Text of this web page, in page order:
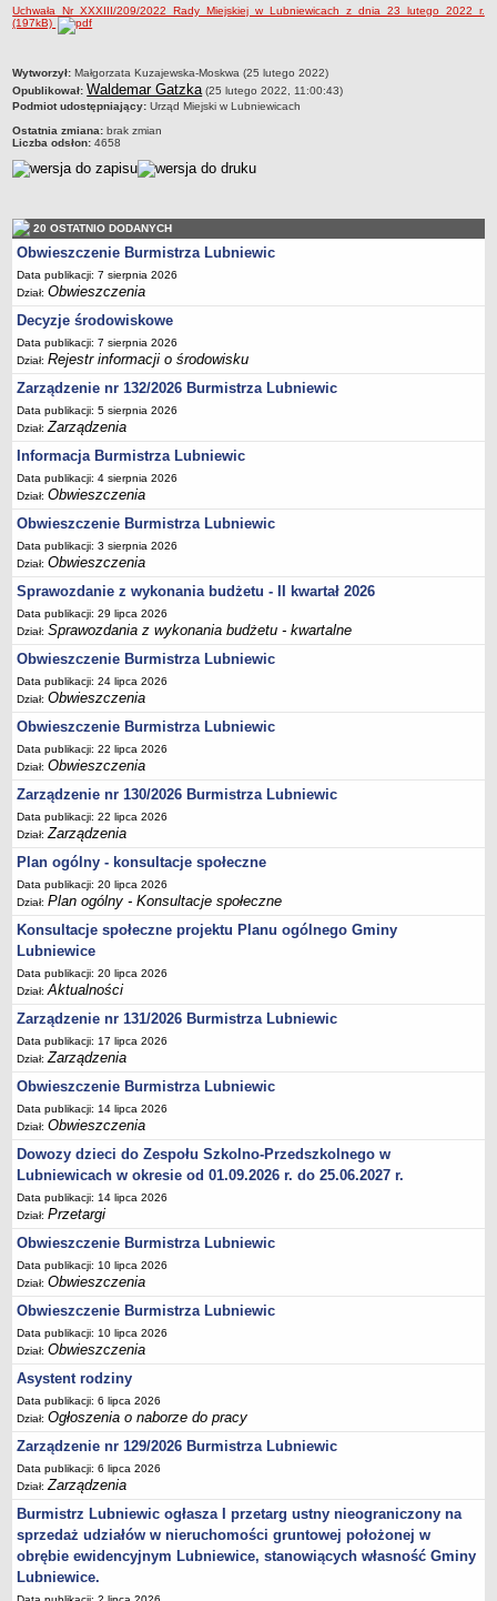
URZĄD MIEJSKI
Dane adresowe
Zastępca Burmistrza Lubniewic
Skarbnik Gminy
Informacja turystyczna
Przewodnik po urzędzie
Kodeks etyczny
Oświadczenia majątkowe
Raporty
RADA MIEJSKA
Dyżury Przewodniczącego Rady Miejskiej
Transmisja z obrad sesji
Zadania i uprawnienia
Skład Rady Miejskiej
Plan pracy Rady Miejskiej
Terminy posiedzeń Rady
Głosowania
Protokoły z posiedzeń Rady Miejskiej
Składy Komisji
Terminy posiedzeń Komisji
Plan pracy Komisji Rewizyjnej
Plan pracy pozostałych Komisji
Oświadczenia majątkowe
Interpelacje radnych wraz z odpowiedziami
Zapytania radnych wraz z odpowiedziami
Apele
JEDNOSTKI ORGANIZACYJNE
Biblioteka - Centrum Kultury
Zespół Szkolno-Przedszkolny
Miejsko-Gminny Ośrodek Pomocy Społecznej
Zakład Gospodarki Komunalnej
Środowiskowy Dom Samopomocy
MAJĄTEK I FINANSE
Budżet Gminy
Majątek Gminy
Sprawozdania z wykonania budżetu - kwartalne
Sprawozdania z wykonania budżetu - półroczne, roczne
Umorzenia, odroczenia, raty
Fundacje i Stowarzyszenia dofinansowane z JST
Budżet obywatelski
Majątek jednostek podległych
Koszt wychowania przedszkolnego
Stawki czynszów najmu lokali mieszkalnych
PRZETARGI
Zamówienia publiczne
Sprzedaż mienia
Sprzedaż nieruchomości
Zapytania ofertowe
Plan zamówień publicznych
PRAWO LOKALNE
Statut
Uchwały Rady Miejskiej
Zarządzenia Burmistrza
Uchwała Nr XXXIII/209/2022 Rady Miejskiej w Lubniewicach z dnia 23 lutego 2022 r.
(197kB)
metryczka
Wytworzył: Małgorzata Kuzajewska-Moskwa (25 lutego 2022)
Opublikował: Waldemar Gatzka(25 lutego 2022, 11:00:43)
Podmiot udostępniający: Urząd Miejski w Lubniewicach
Ostatnia zmiana: brak zmian
Liczba odsłon: 4658
20 OSTATNIO DODANYCH
Obwieszczenie Burmistrza Lubniewic
Data publikacji: 7 sierpnia 2026
Dział:Obwieszczenia
Decyzje środowiskowe
Data publikacji: 7 sierpnia 2026
Dział:Rejestr informacji o środowisku
Zarządzenie nr 132/2026 Burmistrza Lubniewic
Data publikacji: 5 sierpnia 2026
Dział:Zarządzenia
Informacja Burmistrza Lubniewic
Data publikacji: 4 sierpnia 2026
Dział:Obwieszczenia
Obwieszczenie Burmistrza Lubniewic
Data publikacji: 3 sierpnia 2026
Dział:Obwieszczenia
Sprawozdanie z wykonania budżetu - II kwartał 2026
Data publikacji: 29 lipca 2026
Dział:Sprawozdania z wykonania budżetu - kwartalne
Obwieszczenie Burmistrza Lubniewic
Data publikacji: 24 lipca 2026
Dział:Obwieszczenia
Obwieszczenie Burmistrza Lubniewic
Data publikacji: 22 lipca 2026
Dział:Obwieszczenia
Zarządzenie nr 130/2026 Burmistrza Lubniewic
Data publikacji: 22 lipca 2026
Dział:Zarządzenia
Plan ogólny - konsultacje społeczne
Data publikacji: 20 lipca 2026
Dział:Plan ogólny - Konsultacje społeczne
Konsultacje społeczne projektu Planu ogólnego Gminy
Lubniewice
Data publikacji: 20 lipca 2026
Dział:Aktualności
Zarządzenie nr 131/2026 Burmistrza Lubniewic
Data publikacji: 17 lipca 2026
Dział:Zarządzenia
Obwieszczenie Burmistrza Lubniewic
Data publikacji: 14 lipca 2026
Dział:Obwieszczenia
Dowozy dzieci do Zespołu Szkolno-Przedszkolnego w
Lubniewicach w okresie od 01.09.2026 r. do 25.06.2027 r.
Data publikacji: 14 lipca 2026
Dział:Przetargi
Obwieszczenie Burmistrza Lubniewic
Data publikacji: 10 lipca 2026
Dział:Obwieszczenia
Obwieszczenie Burmistrza Lubniewic
Data publikacji: 10 lipca 2026
Dział:Obwieszczenia
Asystent rodziny
Data publikacji: 6 lipca 2026
Dział:Ogłoszenia o naborze do pracy
Zarządzenie nr 129/2026 Burmistrza Lubniewic
Data publikacji: 6 lipca 2026
Dział:Zarządzenia
Burmistrz Lubniewic ogłasza I przetarg ustny nieograniczony na
sprzedaż udziałów w nieruchomości gruntowej położonej w
obrębie ewidencyjnym Lubniewice, stanowiących własność Gminy
Lubniewice.